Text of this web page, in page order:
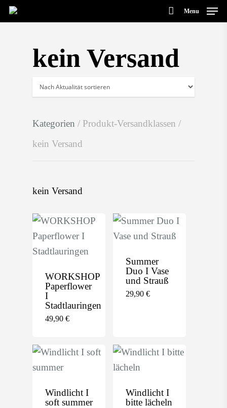
Hit enter to search or ESC to close
Menu
kein Versand
Kategorien / Produkt-Versandklassen /
kein Versand
kein Versand
WORKSHOP
Paperflower
I
Stadtlauringen
49,90 €
Summer
Duo I Vase
und Strauß
29,90€
Windlicht I
soft summer
Windlicht I
bitte lächeln